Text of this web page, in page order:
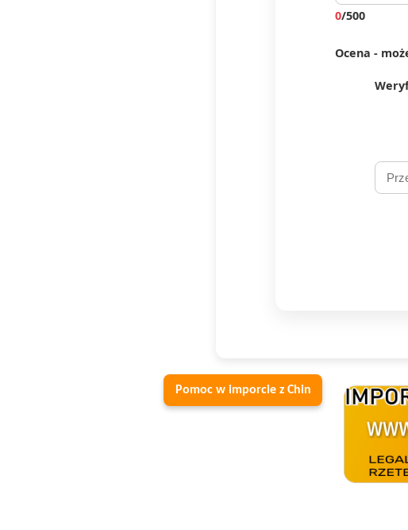
0/500
Ocena -
Pomoc w imporcie z Chin